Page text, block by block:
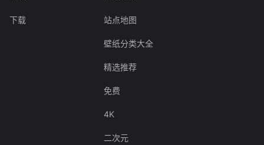
下载 站点地图
壁纸分类大全
精选推荐
免费
4K
二次元